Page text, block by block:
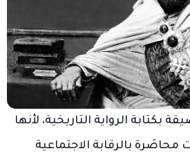
الرواية التاريخية، لأنها
بالرقابة الاجتماعية